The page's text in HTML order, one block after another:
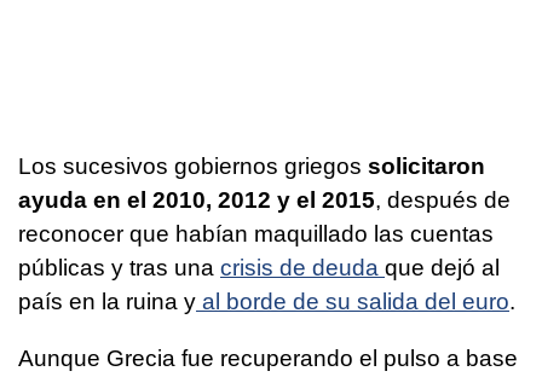
Los sucesivos gobiernos griegos solicitaron
ayuda en el 2010, 2012 y el 2015, después de
reconocer que habían maquillado las cuentas
públicas y tras una crisis de deuda que dejó al
país en la ruina y al borde de su salida del euro.
Aunque Grecia fue recuperando el pulso a base